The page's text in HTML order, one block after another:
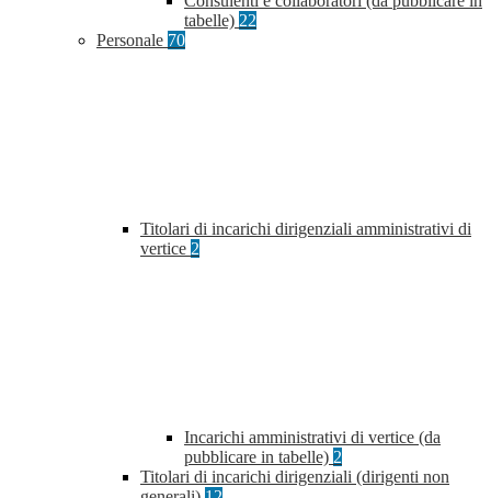
tabelle) 22
Personale 70
Titolari di incarichi dirigenziali amministrativi di
vertice 2
Incarichi amministrativi di vertice (da
pubblicare in tabelle) 2
Titolari di incarichi dirigenziali (dirigenti non